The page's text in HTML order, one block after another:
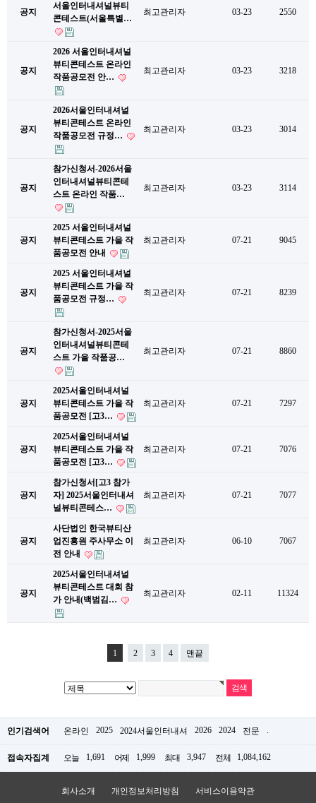
공지
서울인터내셔널뷰티
콘테스트(서울특별…
최고관리자 03-23 2550
공지
2026 서울인터내셔널
뷰티콘테스트 온라인
작품공모전 안…
최고관리자 03-23 3218
공지
2026서울인터내셔널
뷰티콘테스트 온라인
작품공모전 규정…
최고관리자 03-23 3014
공지
참가신청서-2026서울
인터내셔널뷰티콘테
스트 온라인 작품…
최고관리자 03-23 3114
공지
2025 서울인터내셔널
뷰티콘테스트 가을 작
품공모전 안내
최고관리자 07-21 9045
공지
2025 서울인터내셔널
뷰티콘테스트 가을 작
품공모전 규정…
최고관리자 07-21 8239
공지
참가신청서-2025서울
인터내셔널뷰티콘테
스트 가을 작품공…
최고관리자 07-21 8860
공지
2025서울인터내셔널
뷰티콘테스트 가을 작
품공모전 [고3…
최고관리자 07-21 7297
공지
2025서울인터내셔널
뷰티콘테스트 가을 작
품공모전 [고3…
최고관리자 07-21 7076
공지
참가신청서[고3 참가
자] 2025서울인터내셔
널뷰티콘테스…
최고관리자 07-21 7077
공지
사단법인 한국뷰티산
업진흥원 주사무소 이
전 안내
최고관리자 06-10 7067
공지
2025서울인터내셔널
뷰티콘테스트 대회 참
가 안내(백범김…
최고관리자 02-11 11324
1 2 3 4 맨끝
인기검색어 온라인 2025 2024서울인터내셔 2026 2024 전문 .
접속자집계 오늘 1,691 어제 1,999 최대 3,947 전체 1,084,162
회사소개 개인정보처리방침 서비스이용약관